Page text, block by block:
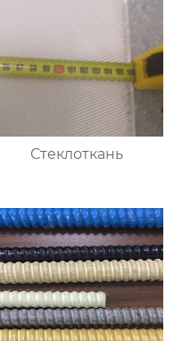
Стеклоткань